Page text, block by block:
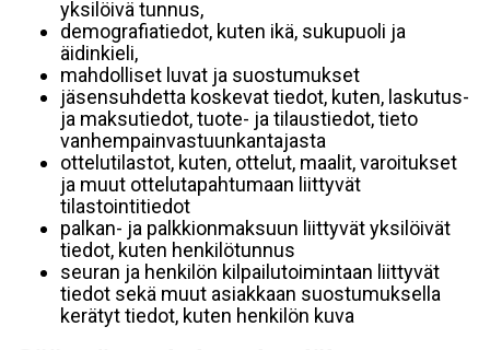
yksilöivä tunnus,
demografiatiedot, kuten ikä, sukupuoli ja
äidinkieli,
mahdolliset luvat ja suostumukset
jäsensuhdetta koskevat tiedot, kuten, laskutus-
ja maksutiedot, tuote- ja tilaustiedot, tieto
vanhempainvastuunkantajasta
ottelutilastot, kuten, ottelut, maalit, varoitukset
ja muut ottelutapahtumaan liittyvät
tilastointitiedot
palkan- ja palkkionmaksuun liittyvät yksilöivät
tiedot, kuten henkilötunnus
seuran ja henkilön kilpailutoimintaan liittyvät
tiedot sekä muut asiakkaan suostumuksella
kerätyt tiedot, kuten henkilön kuva